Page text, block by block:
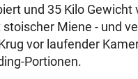
und 35 Kilo Gewicht
Miene - und
vor laufender
Portionen.